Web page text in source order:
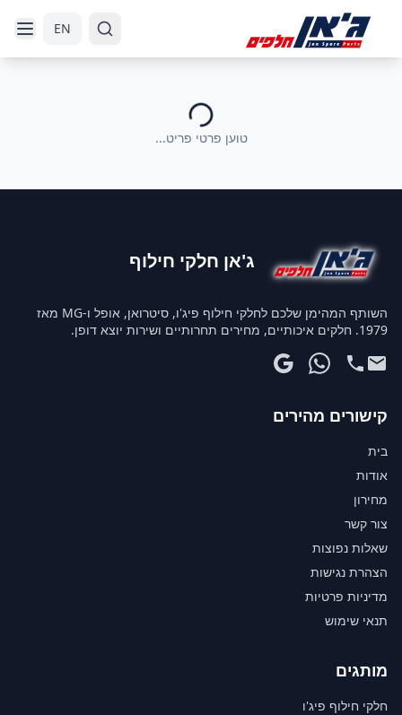
EN
טוען פרטי פריט...
ג'אן חלקי חילוף
השותף המהימן שלכם לחלקי חילוף פיג'ו, סיטרואן, אופל ו-MG מאז
1979. חלקים איכותיים, מחירים תחרותיים ושירות יוצא דופן.
קישורים מהירים
בית
אודות
מחירון
צור קשר
שאלות נפוצות
הצהרת נגישות
מדיניות פרטיות
תנאי שימוש
מותגים
חלקי חילוף פיג'ו